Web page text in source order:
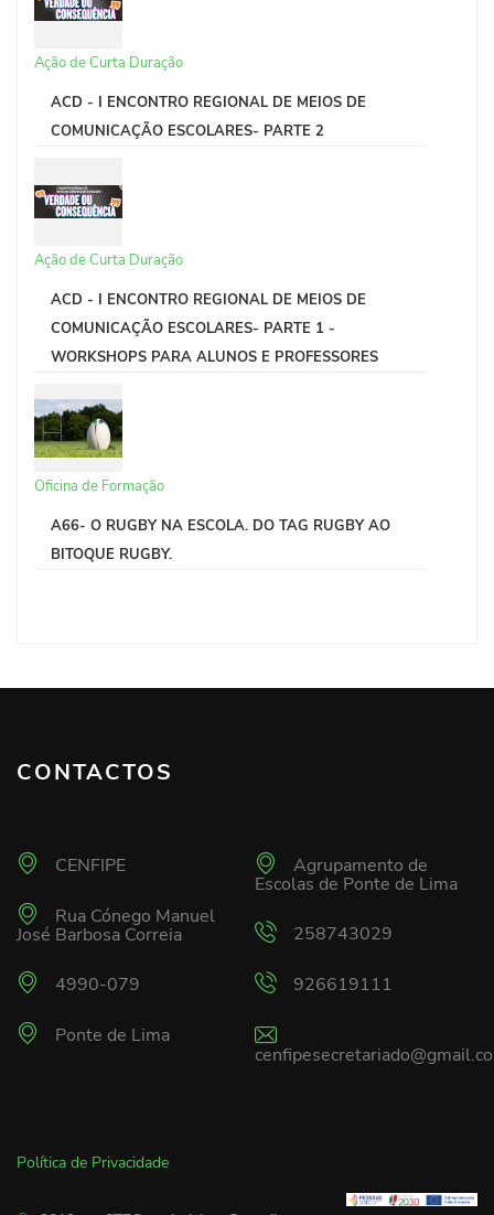
Ação de Curta Duração
ACD - I ENCONTRO REGIONAL DE MEIOS DE
COMUNICAÇÃO ESCOLARES- PARTE 2
Ação de Curta Duração
ACD - I ENCONTRO REGIONAL DE MEIOS DE
COMUNICAÇÃO ESCOLARES- PARTE 1 -
WORKSHOPS PARA ALUNOS E PROFESSORES
Oficina de Formação
A66- O RUGBY NA ESCOLA. DO TAG RUGBY AO
BITOQUE RUGBY.
CONTACTOS
CENFIPE
Rua Cónego Manuel
José Barbosa Correia
4990-079
Ponte de Lima
Agrupamento de
Escolas de Ponte de Lima
258743029
926619111
Política de Privacidade